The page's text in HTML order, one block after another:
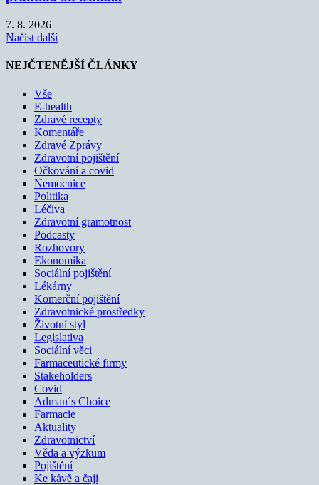
7. 8. 2026
Načíst další
NEJČTENĚJŠÍ ČLÁNKY
Vše
E-health
Zdravé recepty
Komentáře
Zdravé Zprávy
Zdravotní pojištění
Očkování a covid
Nemocnice
Politika
Léčiva
Zdravotní gramotnost
Podcasty
Rozhovory
Ekonomika
Sociální pojištění
Lékárny
Komerční pojištění
Zdravotnické prostředky
Životní styl
Legislativa
Sociální věci
Farmaceutické firmy
Stakeholders
Covid
Adman´s Choice
Farmacie
Aktuality
Zdravotnictví
Věda a výzkum
Pojištění
Ke kávě a čaji